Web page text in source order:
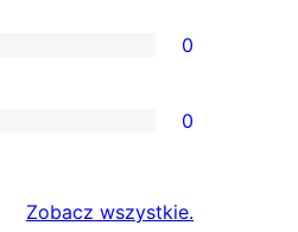
0
0
Zobacz wszystkierecenzje
.